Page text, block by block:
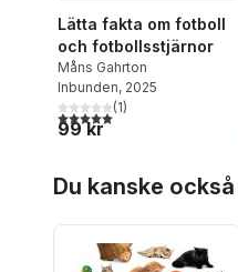
Lätta fakta om fotboll
och fotbollsstjärnor
Måns Gahrton
Inbunden, 2025
5,0utav 5 stjärnor. Totalt
(1)
99 kr
Du kanske